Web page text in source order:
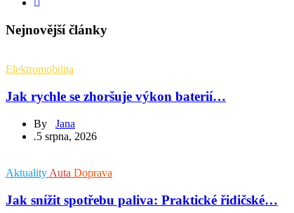
Nejnovější články
Elektromobilita
Jak rychle se zhoršuje výkon baterií…
By Jana
.5 srpna, 2026
Aktuality Auta Doprava
Jak snížit spotřebu paliva: Praktické řidičské…